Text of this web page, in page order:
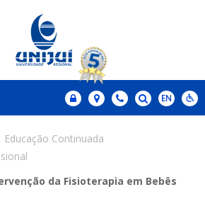
Educação Continuada
da Fisioterapia em Bebês